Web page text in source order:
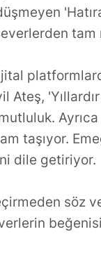
tam
Ateş,
taşıyor.
dile getiriyor.
söz